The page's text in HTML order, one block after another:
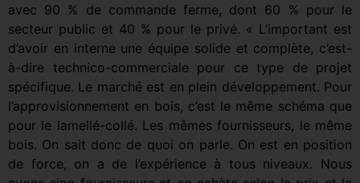
avec 90 % de commande ferme, dont 60 % pour le
secteur public et 40 % pour le privé. « L’important est
d’avoir en interne une équipe solide et complète, c’est-
à-dire technico-commerciale pour ce type de projet
spécifique. Le marché est en plein développement. Pour
l’approvisionnement en bois, c’est le même schéma que
pour le lamellé-collé. Les mêmes fournisseurs, le même
bois. On sait donc de quoi on parle. On est en position
de force, on a de l’expérience à tous niveaux. Nous